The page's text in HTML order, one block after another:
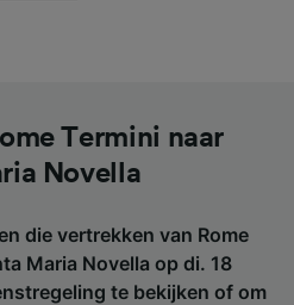
Termini naar
Novella
die vertrekken van Rome
Maria Novella op di. 18
te bekijken of om